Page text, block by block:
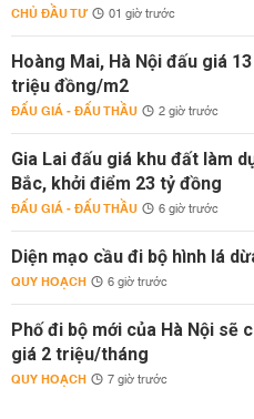
CHỦ ĐẦU TƯ 01 giờ trước
Hoàng Mai, Hà Nội đấu giá
triệu đồng/m2
ĐẤU GIÁ - ĐẤU THẦU 2 giờ trước
Gia Lai đấu giá khu đất làm
Bắc, khởi điểm 23 tỷ đồng
ĐẤU GIÁ - ĐẤU THẦU 6 giờ trước
Diện mạo cầu đi bộ hình lá
QUY HOẠCH 6 giờ trước
Phố đi bộ mới của Hà Nội sẽ
giá 2 triệu/tháng
QUY HOẠCH 7 giờ trước